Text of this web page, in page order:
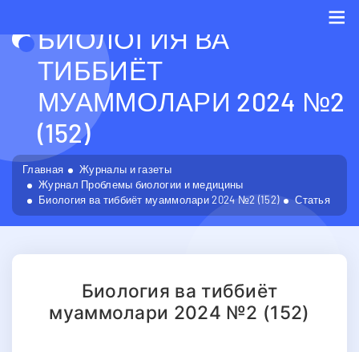
БИОЛОГИЯ ВА
ТИББИЁТ
МУАММОЛАРИ 2024 №2
(152)
Главная
Журналы и газеты
Журнал Проблемы биологии и медицины
Биология ва тиббиёт муаммолари 2024 №2 (152)
Статья
Биология ва тиббиёт
муаммолари 2024 №2 (152)